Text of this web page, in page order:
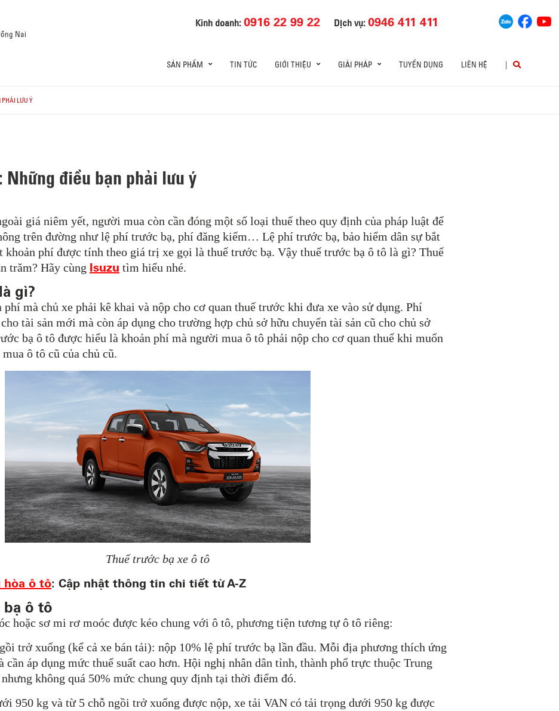
Kinh doanh:0916 22 99 22 Dịch vụ:0946 411 411
Nai
SẢN PHẨM TIN TỨC GIỚI THIỆU GIẢI PHÁP TUYỂN DỤNG LIÊN HỆ |
LƯU Ý
Những điều bạn phải lưu ý
giá niêm yết, người mua còn cần đóng một số loại thuế theo quy định của pháp luật để
trên đường như lệ phí trước bạ, phí đăng kiểm… Lệ phí trước bạ, bảo hiểm dân sự bắt
phí được tính theo giá trị xe gọi là thuế trước bạ. Vậy thuế trước bạ ô tô là gì? Thuế
trăm? Hãy cùng Isuzu tìm hiểu nhé.
gì?
mà chủ xe phải kê khai và nộp cho cơ quan thuế trước khi đưa xe vào sử dụng. Phí
tài sản mới mà còn áp dụng cho trường hợp chủ sở hữu chuyển tài sản cũ cho chủ sở
bạ ô tô được hiểu là khoản phí mà người mua ô tô phải nộp cho cơ quan thuế khi muốn
ô tô cũ của chủ cũ.
Thuế trước bạ xe ô tô
hòa ô tô: Cập nhật thông tin chi tiết từ A-Z
ô tô
hoặc sơ mi rơ moóc được kéo chung với ô tô, phương tiện tương tự ô tô riêng:
trở xuống (kể cả xe bán tải): nộp 10% lệ phí trước bạ lần đầu. Mỗi địa phương thích ứng
áp dụng mức thuế suất cao hơn. Hội nghị nhân dân tỉnh, thành phố trực thuộc Trung
không quá 50% mức chung quy định tại thời điểm đó.
950 kg và từ 5 chỗ ngồi trở xuống được nộp, xe tải VAN có tải trọng dưới 950 kg được